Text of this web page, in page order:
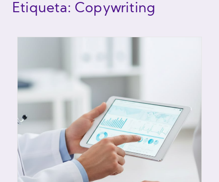
Etiqueta: Copywriting